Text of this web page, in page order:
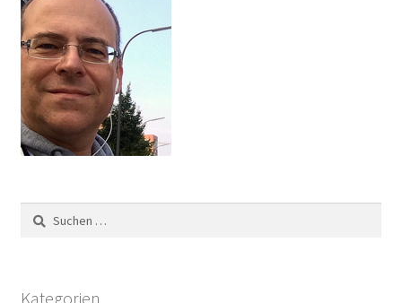
Suchen
nach:
Kategorien